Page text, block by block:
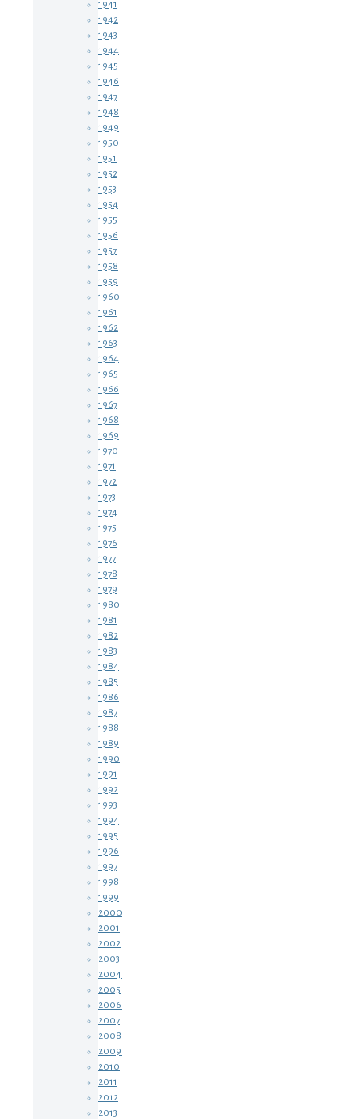
1941
1942
1943
1944
1945
1946
1947
1948
1949
1950
1951
1952
1953
1954
1955
1956
1957
1958
1959
1960
1961
1962
1963
1964
1965
1966
1967
1968
1969
1970
1971
1972
1973
1974
1975
1976
1977
1978
1979
1980
1981
1982
1983
1984
1985
1986
1987
1988
1989
1990
1991
1992
1993
1994
1995
1996
1997
1998
1999
2000
2001
2002
2003
2004
2005
2006
2007
2008
2009
2010
2011
2012
2013